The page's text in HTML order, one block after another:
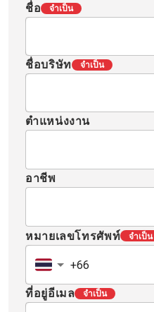
ชื่อ จำเป็น
ชื่อบริษัท จำเป็น
ตำแหน่งงาน
อาชีพ
หมายเลขโทรศัพท์ จำเป็น
ที่อยู่อีเมล จำเป็น